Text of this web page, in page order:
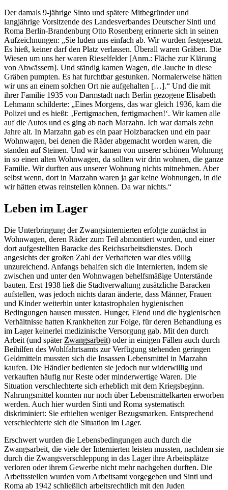
Der damals 9-jährige Sinto und spätere Mitbegründer und
langjährige Vorsitzende des Landesverbandes Deutscher Sinti und
Roma Berlin-Brandenburg Otto Rosenberg erinnerte sich in seinen
Aufzeichnungen: „Sie luden uns einfach ab. Wir wurden festgesetzt.
Es hieß, keiner darf den Platz verlassen. Überall waren Gräben. Die
Wiesen um uns her waren Rieselfelder [Anm.: Fläche zur Klärung
von Abwässern]. Und ständig kamen Wagen, die Jauche in diese
Gräben pumpten. Es hat furchtbar gestunken. Normalerweise hätten
wir uns an einem solchen Ort nie aufgehalten […].“ Und die mit
ihrer Familie 1935 von Darmstadt nach Berlin gezogene Elisabeth
Lehmann schilderte: „Eines Morgens, das war gleich 1936, kam die
Polizei und es hießt: ‚Fertigmachen, fertigmachen!‘. Wir kamen alle
auf die Autos und es ging ab nach Marzahn. Ich war damals zehn
Jahre alt. In Marzahn gab es ein paar Holzbaracken und ein paar
Wohnwagen, bei denen die Räder abgemacht worden waren, die
standen auf Steinen. Und wir kamen von unserer schönen Wohnung
in so einen alten Wohnwagen, da sollten wir drin wohnen, die ganze
Familie. Wir durften aus unserer Wohnung nichts mitnehmen. Aber
selbst wenn, dort in Marzahn waren ja gar keine Wohnungen, in die
wir hätten etwas reinstellen können. Da war nichts.“
Leben im Lager
Die Unterbringung der Zwangsinternierten erfolgte zunächst in
Wohnwagen, deren Räder zum Teil abmontiert wurden, und einer
dort aufgestellten Baracke des Reichsarbeitsdienstes. Doch
angesichts der großen Zahl der Verhafteten war dies völlig
unzureichend. Anfangs behalfen sich die Internierten, indem sie
zwischen und unter den Wohnwagen behelfsmäßige Unterstände
bauten. Erst 1938 ließ die Stadtverwaltung zusätzliche Baracken
aufstellen, was jedoch nichts daran änderte, dass Männer, Frauen
und Kinder weiterhin unter katastrophalen hygienischen
Bedingungen hausen mussten. Hunger, Elend und die hygienischen
Verhältnisse hatten Krankheiten zur Folge, für deren Behandlung es
im Lager keinerlei medizinische Versorgung gab. Mit den durch
Arbeit (und später Zwangsarbeit) oder in einigen Fällen auch durch
Beihilfen des Wohlfahrtsamts zur Verfügung stehenden geringen
Geldmitteln mussten sich die Insassen Lebensmittel in Marzahn
kaufen. Die Händler bedienten sie jedoch nur widerwillig und
verkauften häufig nur Reste oder minderwertige Waren. Die
Situation verschlechterte sich erheblich mit dem Kriegsbeginn.
Nahrungsmittel konnten nur noch über Lebensmittelkarten erworben
werden. Auch hier wurden Sinti und Roma systematisch
diskriminiert: Sie erhielten weniger Bezugsmarken. Entsprechend
verschlechterte sich die Situation im Lager.
Erschwert wurden die Lebensbedingungen auch durch die
Zwangsarbeit, die viele der Internierten leisten mussten, nachdem sie
durch die Zwangsverschleppung in das Lager ihre Arbeitsplätze
verloren oder ihrem Gewerbe nicht mehr nachgehen durften. Die
Arbeitsstellen wurden vom Arbeitsamt vorgegeben und Sinti und
Roma ab 1942 schließlich arbeitsrechtlich mit den Juden